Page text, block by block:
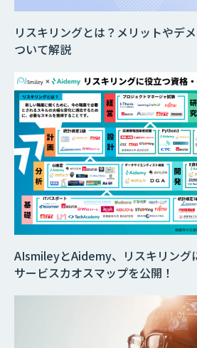
AIsmileyとAidemy、リスキリング
サービスカオスマップを公開！
リスキリングとは？メリットやデ
ついて解説